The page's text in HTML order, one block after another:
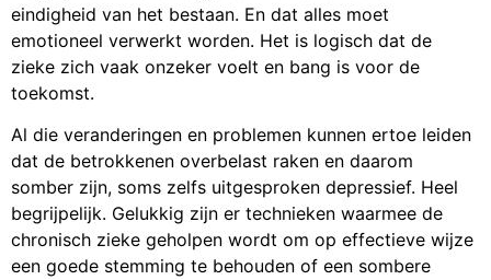
eindigheid van het bestaan. En dat alles moet
emotioneel verwerkt worden. Het is logisch dat de
zieke zich vaak onzeker voelt en bang is voor de
toekomst.
Al die veranderingen en problemen kunnen ertoe leiden
dat de betrokkenen overbelast raken en daarom
somber zijn, soms zelfs uitgesproken depressief. Heel
begrijpelijk. Gelukkig zijn er technieken waarmee de
chronisch zieke geholpen wordt om op effectieve wijze
een goede stemming te behouden of een sombere